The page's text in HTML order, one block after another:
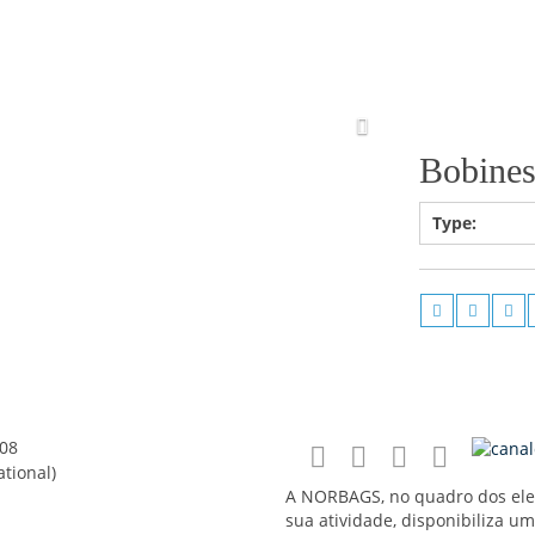
Type:
A NORBAGS, no quadro dos
sua atividade, disponibiliza